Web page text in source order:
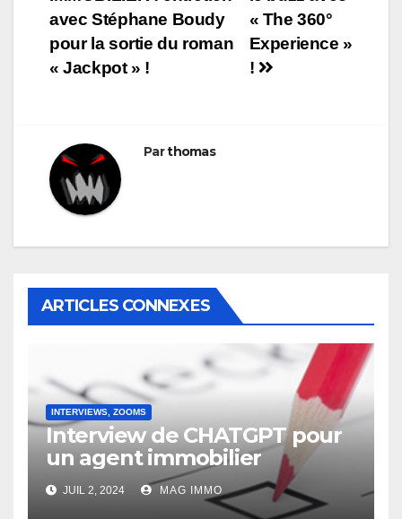
de
l’article
« The 360°
Experience »
!
avec Stéphane Boudy
pour la sortie du roman
« Jackpot » !
Parthomas
ARTICLES CONNEXES
INTERVIEWS, ZOOMS
Interview de CHATGPT pour
un agent immobilier
JUIL 2, 2024 MAG IMMO